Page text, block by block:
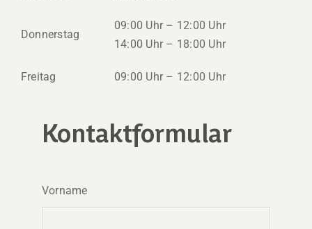
Donnerstag
09:00 Uhr – 12:00 Uhr
14:00 Uhr – 18:00 Uhr
Freitag 09:00 Uhr – 12:00 Uhr
Kontaktformular
Vorname